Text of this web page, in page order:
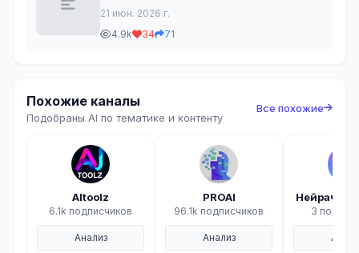
настоящие игровые автоматы: пушистый
заработать немного корма 😪 Каждая
21 июн. 2026 г.
4.9k
34 71
Похожие каналы
Подобраны AI по тематике и контенту
Все похожие
AItoolz
6.1k подписчиков
Анализ
PROAI
96.1k подписчиков
Анализ
Нейрач •
3